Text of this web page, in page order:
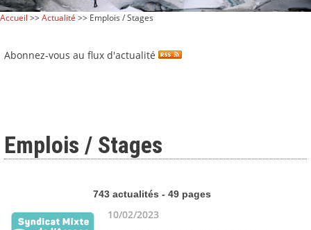
Accueil >>Actualité >> Emplois / Stages
Abonnez-vous au flux d'actualité
Emplois / Stages
743 actualités - 49 pages
10/02/2023